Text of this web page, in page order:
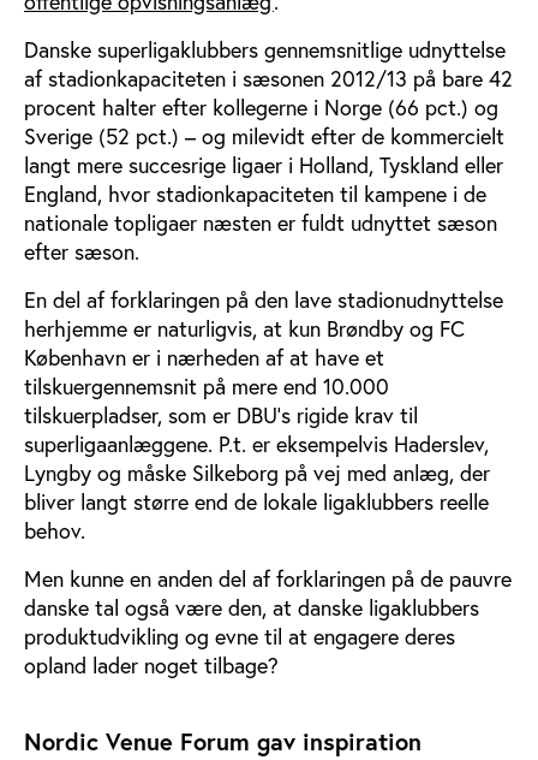
Danske superligaklubbers gennemsnitlige udnyttelse
af stadionkapaciteten i sæsonen 2012/13 på bare 42
procent halter efter kollegerne i Norge (66 pct.) og
Sverige (52 pct.) – og milevidt efter de kommercielt
langt mere succesrige ligaer i Holland, Tyskland eller
England, hvor stadionkapaciteten til kampene i de
nationale topligaer næsten er fuldt udnyttet sæson
efter sæson.
En del af forklaringen på den lave stadionudnyttelse
herhjemme er naturligvis, at kun Brøndby og FC
København er i nærheden af at have et
tilskuergennemsnit på mere end 10.000
tilskuerpladser, som er DBU’s rigide krav til
superligaanlæggene. P.t. er eksempelvis Haderslev,
Lyngby og måske Silkeborg på vej med anlæg, der
bliver langt større end de lokale ligaklubbers reelle
behov.
Men kunne en anden del af forklaringen på de pauvre
danske tal også være den, at danske ligaklubbers
produktudvikling og evne til at engagere deres
opland lader noget tilbage?
Nordic Venue Forum gav inspiration